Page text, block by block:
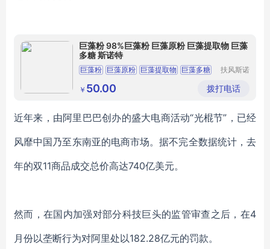
巨藻粉 98%巨藻粉 巨藻原粉 巨藻提取物 巨藻
多糖 斯诺特
巨藻粉 巨藻原粉 巨藻提取物 巨藻多糖
扶风斯诺
技有限公
司
￥ 50.00 拨打电话
近年来，由阿里巴巴创办的盛大电商活动“光棍节”，已经
风靡中国乃至东南亚的电商市场。据不完全数据统计，去
年的双11商品成交总价高达740亿美元。
然而，在国内加强对部分科技巨头的监管审查之后，在4
月份以垄断行为对阿里处以182.28亿元的罚款。